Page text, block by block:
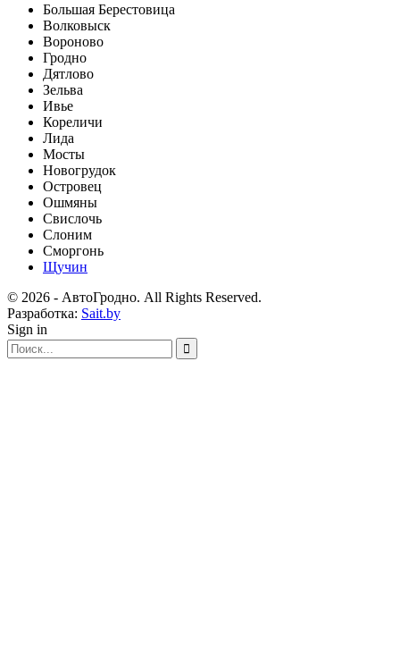
Большая Берестовица
Волковыск
Вороново
Гродно
Дятлово
Зельва
Ивье
Кореличи
Лида
Мосты
Новогрудок
Островец
Ошмяны
Свислочь
Слоним
Сморгонь
Щучин
© 2026 - АвтоГродно. All Rights Reserved.
Разработка: Sait.by
Sign in